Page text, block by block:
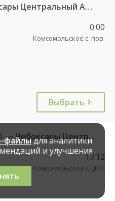
Яльчики с. ДКП — Чебоксары Центральный АВ 534
0:00
Комсомольское с. пов.
Выбрать
Ульяновск (Новый город) — Чебоксары Центральный АВ 3070
17:12
Комсомольское с. ДКП
файлыдля аналитики
и улучшения